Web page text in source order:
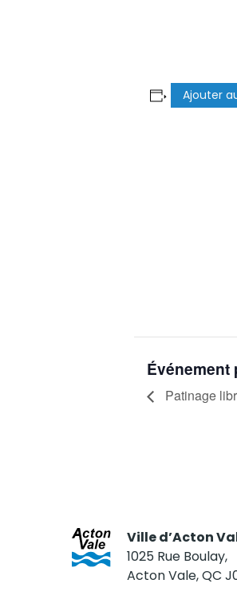
Ajouter
Événement
Patinage
Ville d’Acton
1025 Rue Boulay,
Acton Vale, QC